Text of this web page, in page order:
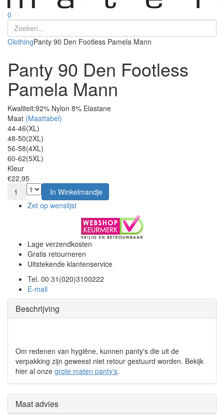
0
ClothingPanty 90 Den Footless Pamela Mann
Panty 90 Den Footless
Pamela Mann
Kwaliteit:92% Nylon 8% Elastane
Maat (Maattabel)
44-46(XL)
48-50(2XL)
56-58(4XL)
60-62(5XL)
Kleur
€22,95
1
In Winkelmandje
Zet op wenslijst
Lage verzendkosten
Gratis retourneren
Uitstekende klantenservice
Tel. 00 31(020)3100222
E-mail
Beschrijving
Om redenen van hygiëne, kunnen panty's die uit de
verpakking zijn geweest niet retour gestuurd worden. Bekijk
hier al onze grote maten panty's.
Maat advies